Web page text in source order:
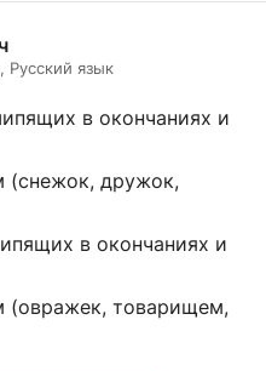
Русский язык
в окончаниях и
(снежок, дружок,
в окончаниях и
(овражек, товарищем,